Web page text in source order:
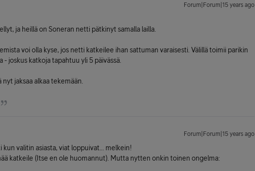
Forum|Forum|15 years ago
ja heillä on Soneran netti pätkinyt samalla lailla.
voi olla kyse, jos netti katkeilee ihan sattuman varaisesti. Välillä toimii parikin
- joskus katkoja tapahtuu yli 5 päivässä.
nyt jaksaa alkaa tekemään.
Forum|Forum|15 years ago
valitin asiasta, viat loppuivat... melkein!
katkeile (Itse en ole huomannut). Mutta nytten onkin toinen ongelma: